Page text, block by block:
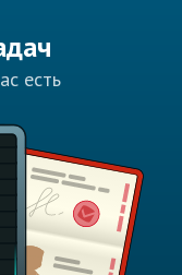
есть